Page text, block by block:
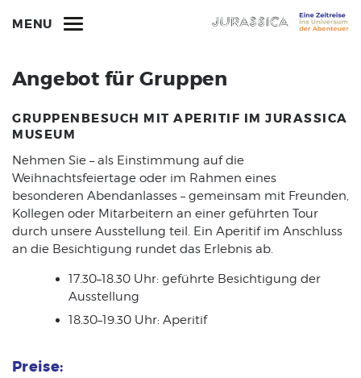
MENU
Angebot für Gruppen
GRUPPENBESUCH MIT APERITIF IM JURASSICA
MUSEUM
Nehmen Sie – als Einstimmung auf die
Weihnachtsfeiertage oder im Rahmen eines
besonderen Abendanlasses – gemeinsam mit Freunden,
Kollegen oder Mitarbeitern an einer geführten Tour
durch unsere Ausstellung teil. Ein Aperitif im Anschluss
an die Besichtigung rundet das Erlebnis ab.
17.30–18.30 Uhr: geführte Besichtigung der
Ausstellung
18.30–19.30 Uhr: Aperitif
Preise: